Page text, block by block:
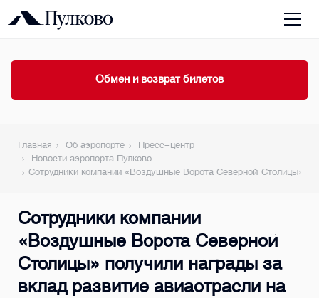
Обмен и возврат билетов
Главная Об аэропорте
Пресс-центр
Новости аэропорта Пулково
Сотрудники компании «Воздушные Ворота Северной Столицы»
Сотрудники компании
«Воздушные Ворота Северной
Столицы» получили награды за
вклад развитие авиаотрасли на